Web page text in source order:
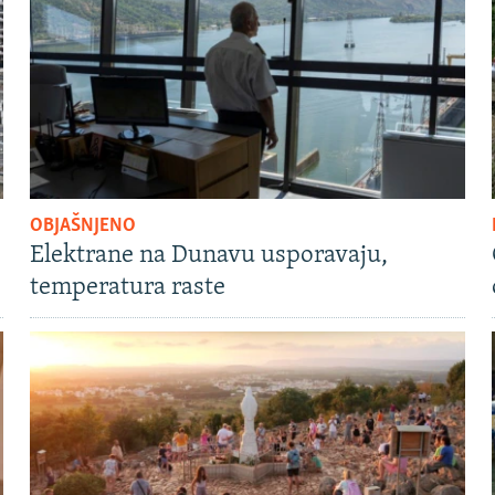
OBJAŠNJENO
Elektrane na Dunavu usporavaju,
temperatura raste